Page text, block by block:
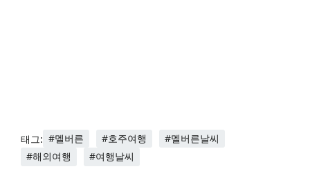
태그: #멜버른 #호주여행
#멜버른날씨
#해외여행
#여행날씨